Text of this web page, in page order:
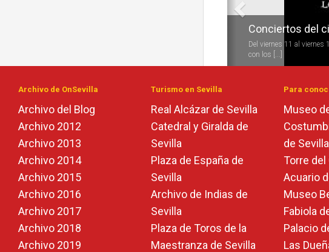
Conciertos del
Del viernes 11 al viernes
con los [...]
Conciertos del
Durante todo el año se
las velas) de [...]
Archivo de OnSevilla
Archivo del Blog
Archivo 2012
Archivo 2013
Archivo 2014
Archivo 2015
Archivo 2016
Archivo 2017
Archivo 2018
Archivo 2019
Turismo en Sevilla
Real Alcázar de Sevilla
Catedral y Giralda de
Sevilla
Plaza de España de
Sevilla
Archivo de Indias de
Sevilla
Plaza de Toros de la
Maestranza de Sevilla
Para
Museo
de Sevilla
Torre del
Acuario
Museo
Fabiola
Palacio
Las